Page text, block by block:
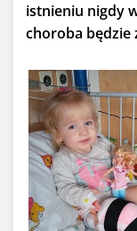
istnieniu nigdy
choroba będzie